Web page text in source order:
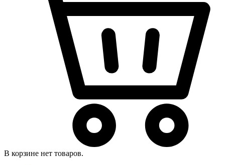
В корзине нет товаров.